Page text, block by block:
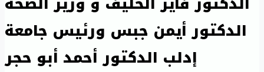
الدكتور أيمن جبس ورئيس جامعة
إدلب الدكتور أحمد أبو حجر